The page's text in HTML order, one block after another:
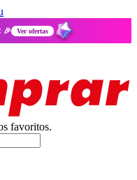
🎉 Ver ofertas
favoritos.